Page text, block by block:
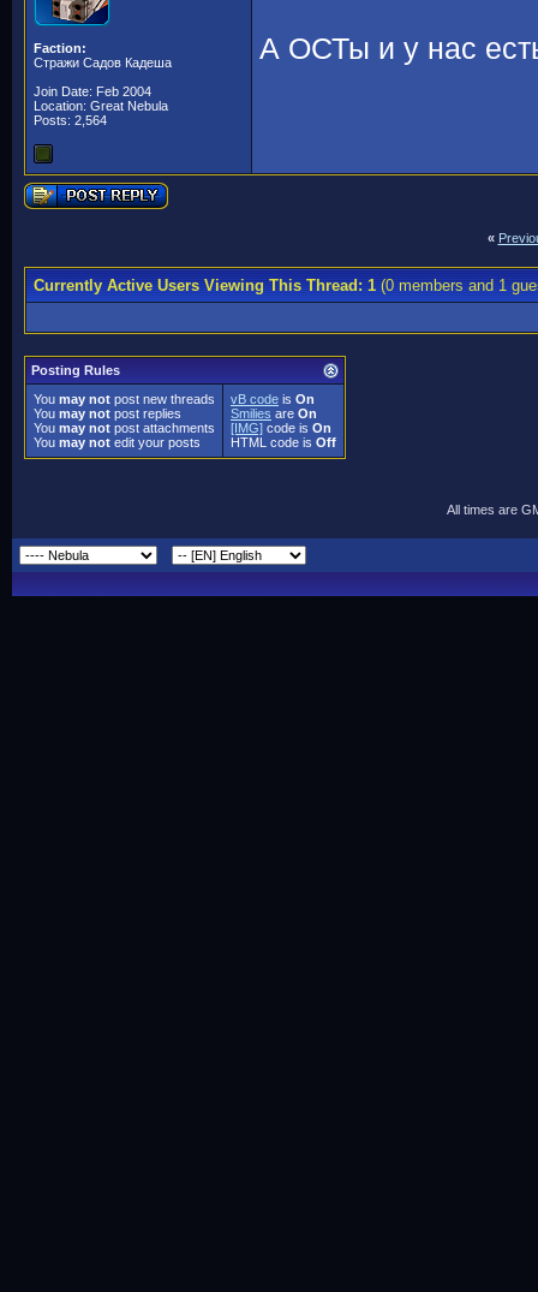
Faction:
Стражи Садов Кадеша
Join Date: Feb 2004
Location: Great Nebula
Posts: 2,564
А ОСТы и у нас
«
Currently Active Users Viewing This Thread: 1(0 members and 1
Posting Rules
You may not post new threads
You may not post replies
You may not post attachments
You may not edit your posts
vB code is On
Smilies are On
[IMG] code is On
HTML code is Off
All times are